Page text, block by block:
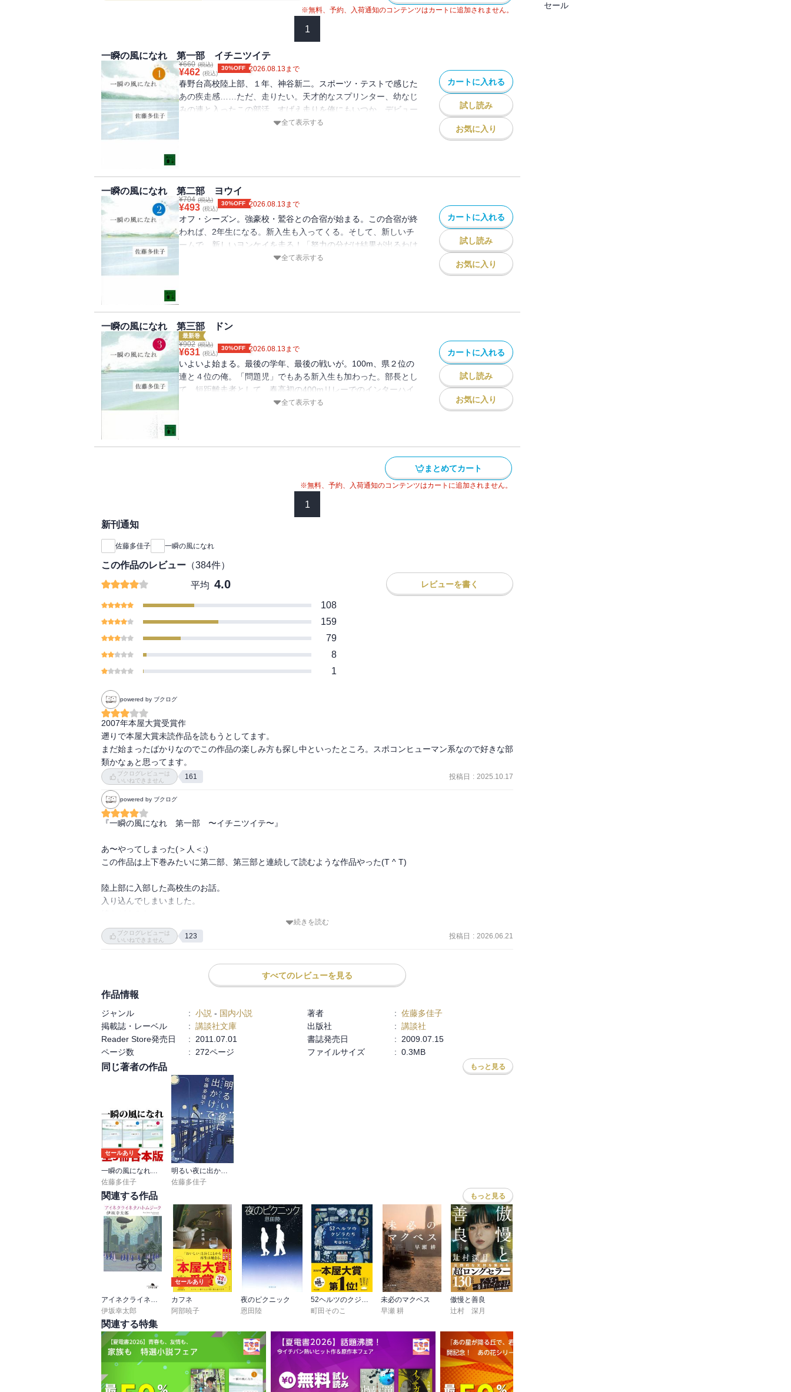
※無料、予約、入荷通知のコンテンツはカートに追加されません。
1
一瞬の風になれ 第一部 イチニツイテ
¥660 (税込)
¥462 (税込)
30%OFF 2026.08.13まで
春野台高校陸上部、１年、神谷新二。スポーツ・テストで感じた
あの疾走感……ただ、走りたい。天才的なスプリンター、幼なじ
みの連と入ったこの部活。すげえ走りを俺にもいつか。デビュー
戦はもうすぐだ。「おまえらが競うようになったら、ウチはすげ
全て表示する
カートに入れる
試し読み
お気に入り
一瞬の風になれ 第二部 ヨウイ
¥704 (税込)
¥493 (税込)
30%OFF 2026.08.13まで
オフ・シーズン。強豪校・鷲谷との合宿が始まる。この合宿が終
われば、2年生になる。新入生も入ってくる。そして、新しいチ
ームで、新しいヨンケイを走る！「努力の分だけ結果が出るわけ
じゃない。だけど何もしなかったらまったく結果は出ない」。ま
全て表示する
カートに入れる
試し読み
お気に入り
一瞬の風になれ 第三部 ドン
最新巻
¥902 (税込)
¥631 (税込)
30%OFF 2026.08.13まで
いよいよ始まる。最後の学年、最後の戦いが。100m、県２位の
連と４位の俺。「問題児」でもある新入生も加わった。部長とし
て、短距離走者として、春高初の400mリレーでのインターハイ
出場を目指す。「一本、一本、走るだけだ。全力で」。最高の走
全て表示する
カートに入れる
試し読み
お気に入り
まとめてカート
※無料、予約、入荷通知のコンテンツはカートに追加されません。
1
新刊通知
佐藤多佳子 一瞬の風になれ
この作品のレビュー （384件）
平均 4.0 レビューを書く
108
159
79
8
1
powered by ブクログ
2007年本屋大賞受賞作
遡りで本屋大賞未読作品を読もうとしてます。
まだ始まったばかりなのでこの作品の楽しみ方も探し中といったところ。スポコンヒューマン系なので好きな部
類かなぁと思ってます。
ブクログレビューは
いいねできません
161 投稿日 : 2025.10.17
powered by ブクログ
『一瞬の風になれ　第一部　〜イチニツイテ〜』
あ〜やってしまった(＞人＜;)
この作品は上下巻みたいに第二部、第三部と連続して読むような作品やった(T ^ T)
陸上部に入部した高校生のお話。
入り込んでしまいました。
早く買いに行きたい。
イチニツイテの姿勢でおあずけになってしまった感覚です(^◇^;)
作品の感想は読み切ってからだと思いますけど、とりあえず素敵な作品でした！
ありがとうございましたm(_ _)m
続きを読む
ブクログレビューは
いいねできません
123 投稿日 : 2026.06.21
すべてのレビューを見る
作品情報
ジャンル : 小説 - 国内小説 著者 : 佐藤多佳子
掲載誌・レーベル
: 講談社文庫 出版社 : 講談社
Reader Store発売日
: 2011.07.01 書誌発売日 : 2009.07.15
ページ数
: 272ページ ファイルサイズ : 0.3MB
同じ著者の作品 もっと見る
セールあり
佐藤多佳子
明るい夜に出かけて（新潮文庫）
佐藤多佳子
関連する作品 もっと見る
アイネクライネナハトムジーク
伊坂幸太郎
セールあり
カフネ
阿部暁子
夜のピクニック
恩田陸
52ヘルツのクジラたち【特典付き】
町田そのこ
未必のマクベス
早瀬 耕
傲慢と善良
辻村 深月
関連する特集
セール